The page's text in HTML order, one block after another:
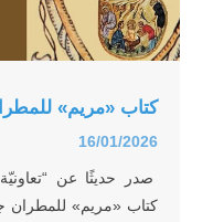
... فيديو مميّز
... الله الغائب الحاضر
كتاب «مريم»
16/01/2026
صدر حديثًا عن “تعاونيّة
كتاب «مريم»